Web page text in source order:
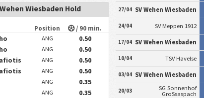
Wiesbaden Hold
Position / 90 min.
ANG
0.50
ANG
0.50
ANG
0.50
ANG
0.50
ANG
0.35
ANG
0.35
27/04 SV Wehen Wiesbaden
24/04 SV Meppen 1912
17/04 SV Wehen Wiesbaden
10/04 TSV Havelse
03/04 SV Wehen Wiesbaden
20/03
SG Sonnenhof
GroSsaspach